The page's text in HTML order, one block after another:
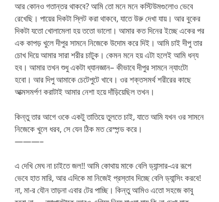
আর কোনও গতান্তর থাকবে? আমি তো মনে মনে কস্টিউমগুলোও ভেবে
রেখেছি। পায়ের দিকটা স্লিট করা থাকবে, যাতে উরু দেখা যায়। আর বুকের
দিকটা যতো খোলামেলা হয় ততো ভালো। আমার কত দিনের ইচ্ছে একের পর
এক কাপড় খুলে দীপুর সামনে নিজেকে উদোম করে দিই। আমি চাই দীপু তার
চোখ দিয়ে আমার সারা শরীর চাটুক। কেমন মনে হয় এটা হলেই আমি ধন্য
হব। আমার তখন শুধু একটা ধ্যানজ্ঞান– কীভাবে দীপুর সামনে ন্যাংটো
হবো। আর দিপু আমাকে চেটেপুটে খাবে। ওর শক্তসমর্থ শরীরের কাছে
আত্মসমর্পণ করাটাই আমার নেশা হয়ে দাঁড়িয়েছিল তখন।
কিন্তু তার আগে ওকে একটু তাতিয়ে তুলতে চাই, যাতে আমি যখন ওর সামনে
নিজেকে খুলে ধরব, সে যেন ঠিক মত রেস্পন্ড করে।
———–
এ দেখি মেঘ না চাইতে জল!! আমি কোথায় মাকে বেলি ড্যান্সার-এর রূপে
ভেবে হাত মারি, আর এদিকে মা নিজেই প্রস্তাব দিচ্ছে বেলি ড্যান্সিং করবে!
না, মা-র যৌন তাড়না এবার টের পাচ্ছি। কিন্তু আমিও এতো সহজে কাবু